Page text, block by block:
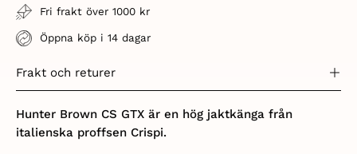
Fri frakt över 1000 kr
Öppna köp i 14 dagar
Frakt och returer
Hunter Brown CS GTX är en hög jaktkänga från
italienska proffsen Crispi.